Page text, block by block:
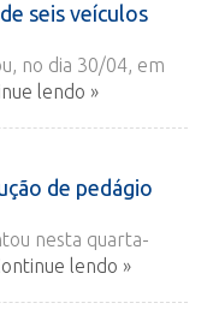
seis veículos
no dia 30/04, em
lendo »
de pedágio
nesta quarta-
lendo »